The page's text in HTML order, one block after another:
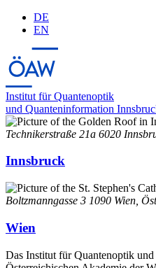
DE
EN
Institut für Quantenoptik
und Quanteninformation
Technikerstraße 21a 6020
Innsbruck
Boltzmanngasse 3 1090 Wien,
Wien
Das Institut für Quantenoptik